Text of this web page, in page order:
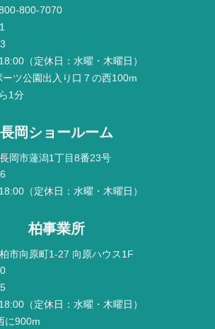
800-7070
（定休日：水曜・木曜日）
ツ公園出入り口７の西100m
1分
長岡ショールーム
岡市蓮潟1丁目8番23号
（定休日：水曜・木曜日）
柏事業所
市向原町1-27 向原ハウス1F
（定休日：水曜・木曜日）
に900m